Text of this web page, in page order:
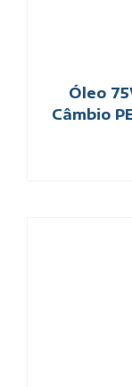
Óleo
Câmbio